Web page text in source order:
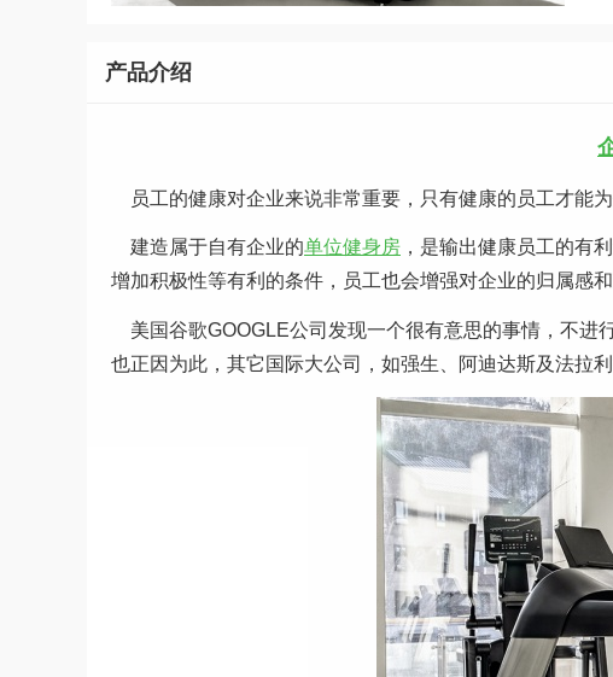
产品介绍
员工的健康对企业来说非常重要，只有健康的员工才能
建造属于自有企业的单位健身房 ，是输出健康员工的有
增加积极性等有利的条件，员工也会增强对企业的归属感和
美国谷歌GOOGLE公司发现一个很有意思的事情，不进
也正因为此，其它国际大公司，如强生、阿迪达斯及法拉